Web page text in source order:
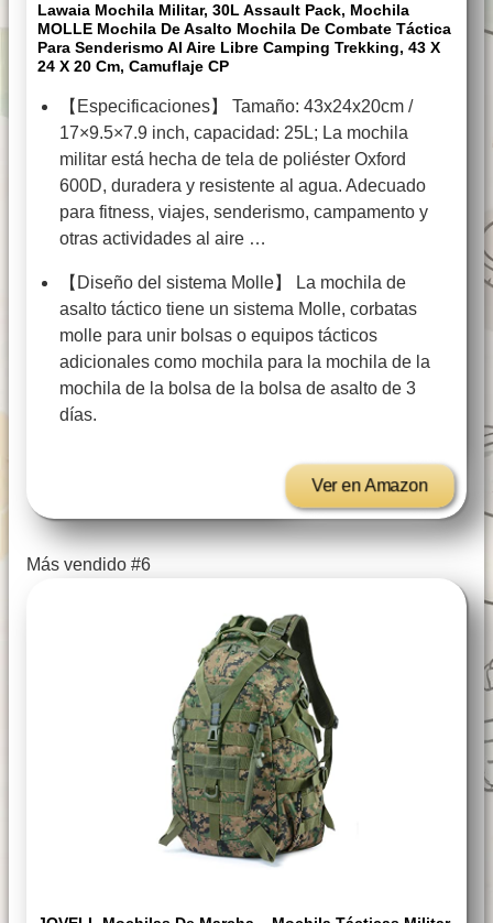
Lawaia Mochila Militar, 30L Assault Pack, Mochila
MOLLE Mochila De Asalto Mochila De Combate Táctica
Para Senderismo Al Aire Libre Camping Trekking, 43 X
24 X 20 Cm, Camuflaje CP
【Especificaciones】 Tamaño: 43x24x20cm /
17×9.5×7.9 inch, capacidad: 25L; La mochila
militar está hecha de tela de poliéster Oxford
600D, duradera y resistente al agua. Adecuado
para fitness, viajes, senderismo, campamento y
otras actividades al aire …
【Diseño del sistema Molle】 La mochila de
asalto táctico tiene un sistema Molle, corbatas
molle para unir bolsas o equipos tácticos
adicionales como mochila para la mochila de la
mochila de la bolsa de la bolsa de asalto de 3
días.
Ver en Amazon
Más vendido #6